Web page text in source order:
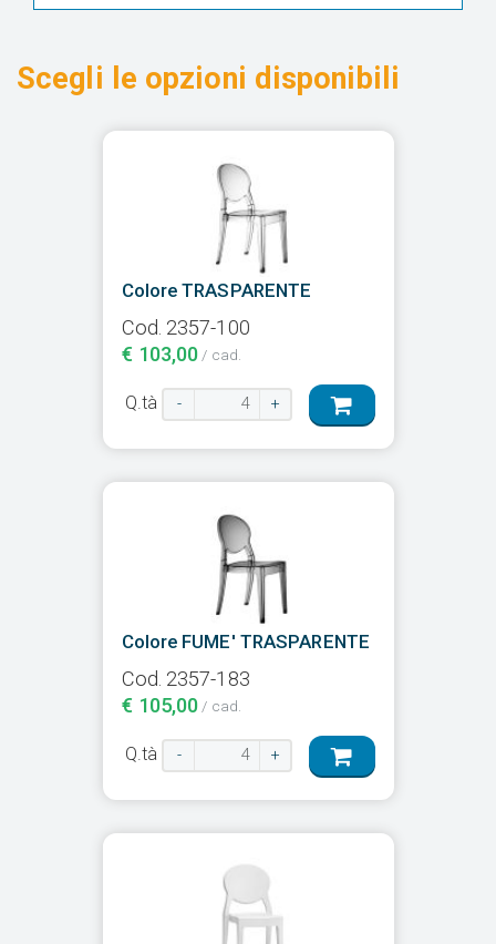
Scegli le opzioni disponibili
Colore TRASPARENTE
Cod. 2357-100
€ 103,00 / cad.
Q.tà - +
Colore FUME' TRASPARENTE
Cod. 2357-183
€ 105,00 / cad.
Q.tà - +